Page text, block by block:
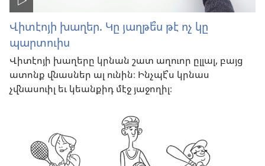
Վիտէոյի խաղեր. Կը յաղթե՞ս թէ ոչ կը
պարտուիս
Վիտէոյի խաղերը կրնան շատ աղուոր ըլլալ, բայց
ատոնք վնասներ ալ ունին։ Ինչպէ՞ս կրնաս
չվնասուիլ եւ կեանքիդ մէջ յաջողիլ։